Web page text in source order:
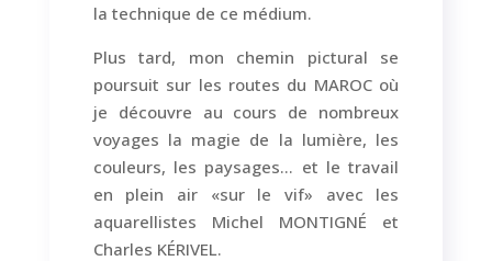
la technique de ce médium.
Plus tard, mon chemin pictural se
poursuit sur les routes du MAROC où
je découvre au cours de nombreux
voyages la magie de la lumière, les
couleurs, les paysages… et le travail
en plein air «sur le vif» avec les
aquarellistes Michel MONTIGNÉ et
Charles KÉRIVEL.